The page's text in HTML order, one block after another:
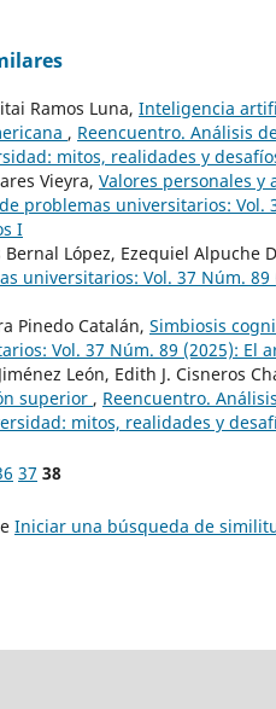
Ramos Luna, Inteligencia
, Reencuentro. Análisis
mitos, realidades y
Vieyra, Valores personales
problemas universitarios: Vol.
I
Bernal López, Ezequiel Alpuche
universitarios: Vol. 37 Núm.
Pinedo Catalán, Simbiosis
Vol. 37 Núm. 89 (2025):
León, Edith J. Cisneros
superior , Reencuentro.
mitos, realidades y
37 38
Iniciar una búsqueda de